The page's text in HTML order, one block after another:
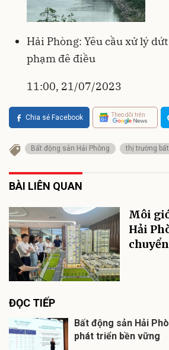
Hải Phòng: Yêu cầu xử lý
phạm đê điều
11:00, 21/07/2023
Chia sẻ Facebook Theo dõi trên
Bất động sản Hải Phòng thị trường
BÀI LIÊN QUAN
Môi
Hải
ĐỌC TIẾP
Bất động sản Hải
phát triển bền vững